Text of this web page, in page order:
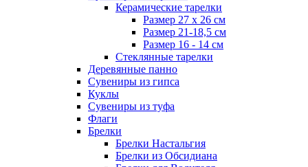
Керамические тарелки
Размер 27 х 26 см
Размер 21-18,5 см
Размер 16 - 14 см
Стеклянные тарелки
Деревянные панно
Сувениры из гипса
Куклы
Сувениры из туфа
Флаги
Брелки
Брелки Настальгия
Брелки из Обсидиана